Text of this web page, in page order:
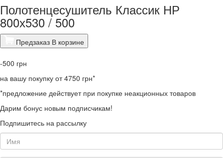
Полотенцесушитель Классик НР
800х530 / 500
Предзаказ В корзине
-500 грн
на вашу покупку от 4750 грн*
*предложение действует при покупке неакционных товаров
Дарим бонус новым подписчикам!
Подпишитесь на рассылку